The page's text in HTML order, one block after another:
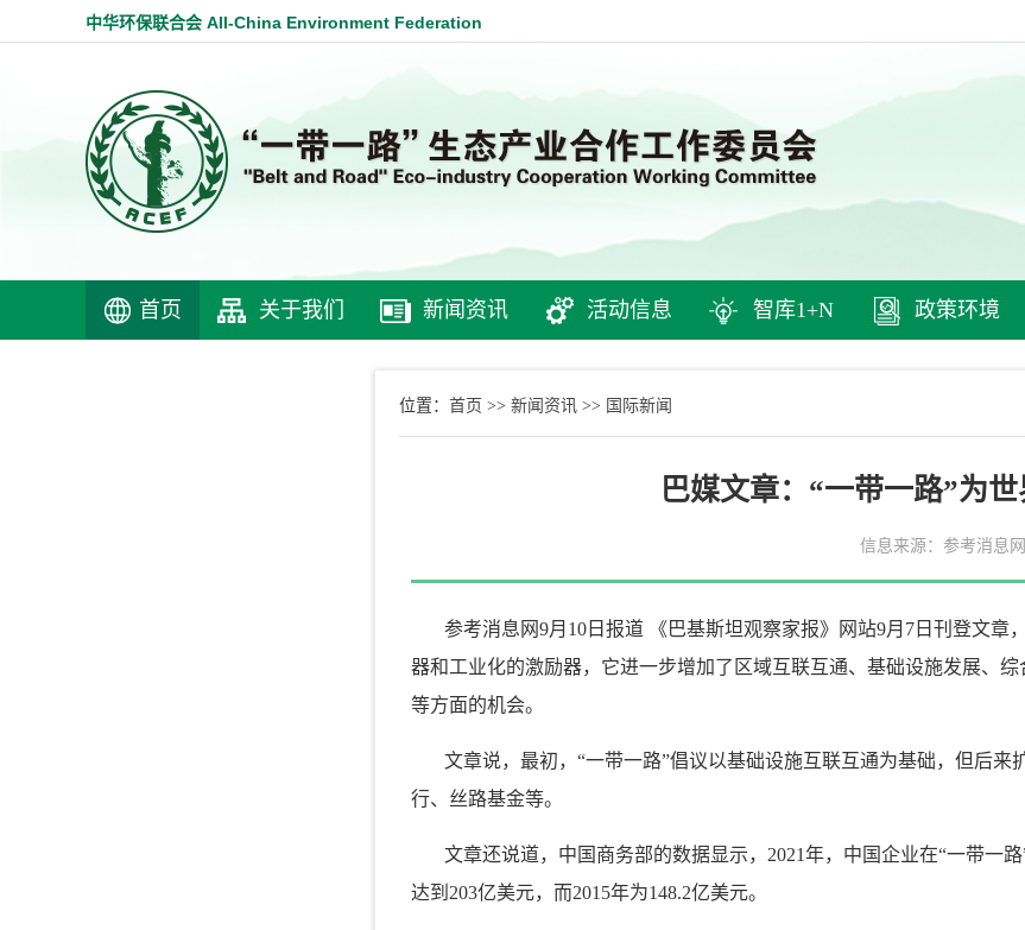
中华环保联合会 All-China Environment Federation
首页 关于我们 新闻资讯 活动信息 智库1+N 政策环境
位置： 首页 >> 新闻资讯 >> 国际新闻
巴媒文章：“一带一路”为
信息来源：参考消息网
参考消息网9月10日报道 《巴基斯坦观察家报》网站9月7日刊登文章
器和工业化的激励器，它进一步增加了区域互联互通、基础设施发展、
等方面的机会。
文章说，最初，“一带一路”倡议以基础设施互联互通为基础，但后
行、丝路基金等。
文章还说道，中国商务部的数据显示，2021年，中国企业在“一带一
达到203亿美元，而2015年为148.2亿美元。